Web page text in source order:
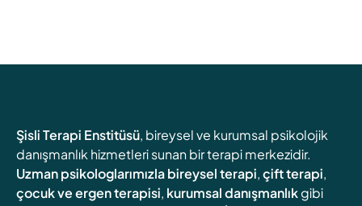
Şisli Terapi Enstitüsü, bireysel ve kurumsal psikolojik
danışmanlık hizmetleri sunan bir terapi merkezidir.
Uzman psikologlarımızlabireysel terapi,çift terapi,
çocuk ve ergen terapisi, kurumsal danışmanlıkgibi